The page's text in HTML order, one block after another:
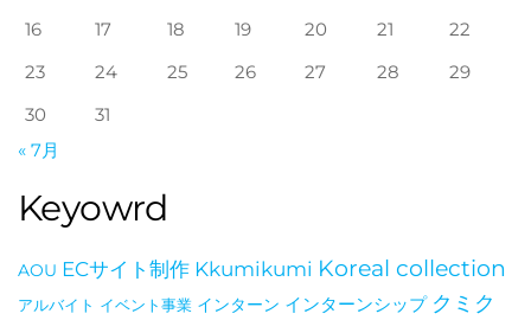
16
17 18 19 20 21
22
23
24 25 26 27 28
29
30
31
« 7月
Keyowrd
AOU ECサイト制作 Kkumikumi Koreal collection
アルバイト イベント事業 インターン インターンシップ クミク